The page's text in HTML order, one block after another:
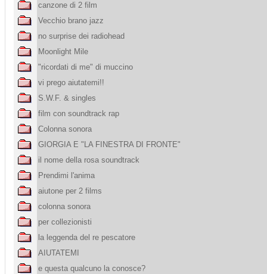
canzone di 2 film
Vecchio brano jazz
no surprise dei radiohead
Moonlight Mile
"ricordati di me" di muccino
vi prego aiutatemi!!
S.W.F. & singles
film con soundtrack rap
Colonna sonora
GIORGIA E "LA FINESTRA DI FRONTE"
il nome della rosa soundtrack
Prendimi l'anima
aiutone per 2 films
colonna sonora
per collezionisti
la leggenda del re pescatore
AIUTATEMI
e questa qualcuno la conosce?